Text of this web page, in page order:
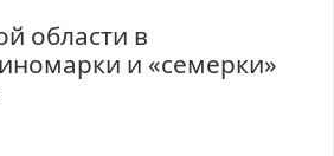
области в
и «семерки»